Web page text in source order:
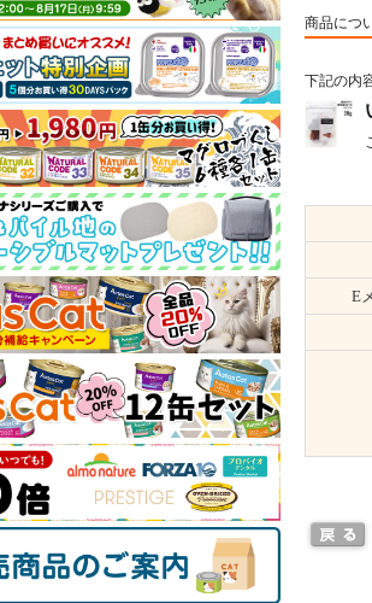
商品につ
下記の内
E